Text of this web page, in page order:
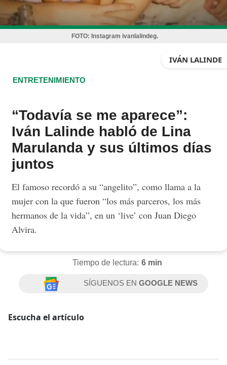
FOTO: Instagram ivanlalindeg.
IVÁN LALINDE
ENTRETENIMIENTO
“Todavía se me aparece”:
Iván Lalinde habló de Lina
Marulanda y sus últimos días
juntos
El famoso recordó a su “angelito”, como llama a la
mujer con la que fueron “los más parceros, los más
hermanos de la vida”, en un ‘live’ con Juan Diego
Alvira.
Tiempo de lectura: 6 min
SÍGUENOS ENGOOGLE NEWS
Escucha el artículo